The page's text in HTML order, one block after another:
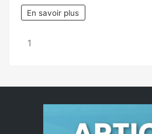
En savoir plus
Page:
1